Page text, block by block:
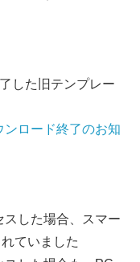
した旧テンプレー
ンロード終了のお知
した場合、スマー
ていました